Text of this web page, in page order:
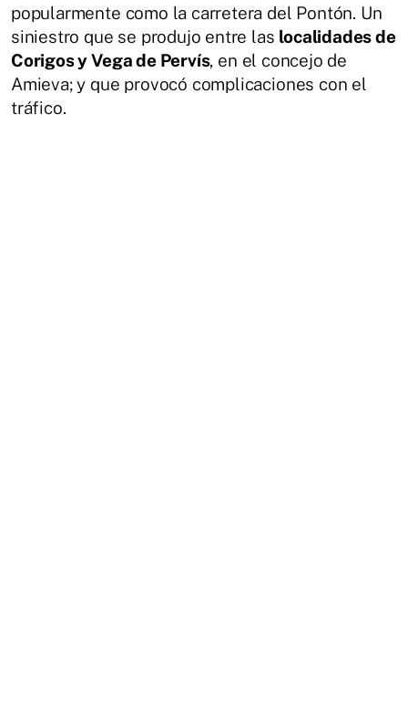
popularmente como la carretera del Pontón. Un
siniestro que se produjo entre las localidades de
Corigos y Vega de Pervís, en el concejo de
Amieva; y que provocó complicaciones con el
tráfico.